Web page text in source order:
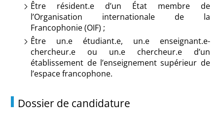
Être résident.e d’un État membre de
l’Organisation internationale de la
Francophonie (OIF) ;
Être un.e étudiant.e, un.e enseignant.e-
chercheur.e ou un.e chercheur.e d’un
établissement de l’enseignement supérieur de
l’espace francophone.
Dossier de candidature